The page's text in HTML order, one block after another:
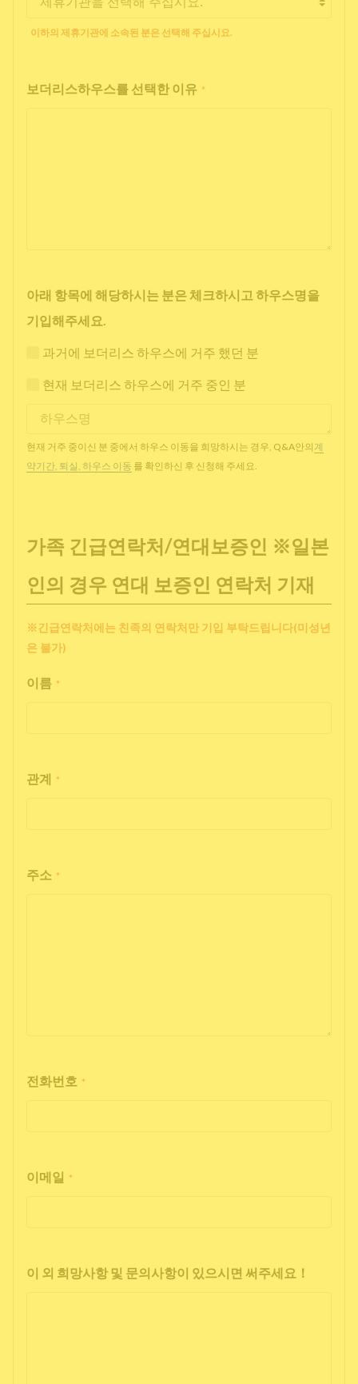
이하의 제휴기관에 소속된 분은 선택해 주십시요.
보더리스하우스를 선택한 이유 *
아래 항목에 해당하시는 분은 체크하시고 하우스명을
기입해주세요.
과거에 보더리스 하우스에 거주 했던 분
현재 보더리스 하우스에 거주 중인 분
현재 거주 중이신 분 중에서 하우스 이동을 희망하시는 경우, Q&A안의 계
약기간, 퇴실, 하우스 이동 를 확인하신 후 신청해 주세요.
가족 긴급연락처/연대보증인 ※일본
인의 경우 연대 보증인 연락처 기재
※긴급연락처에는 친족의 연락처만 기입 부탁드립니다(미성년
은 불가)
이름 *
관계 *
주소 *
전화번호 *
이메일 *
이 외 희망사항 및 문의사항이 있으시면 써주세요！